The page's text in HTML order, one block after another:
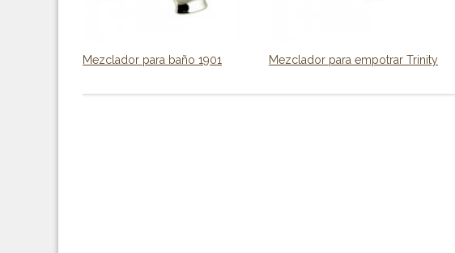
Mezclador para baño 1901 Mezclador para empotrar Trinity